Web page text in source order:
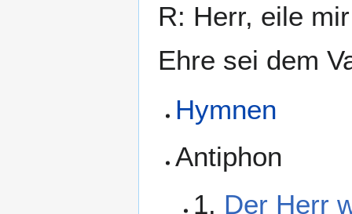
R: Herr, eile
Ehre sei dem
Hymnen
Antiphon
1. Der Herr